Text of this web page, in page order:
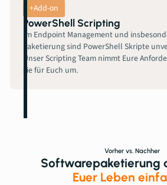
+Add-on
PowerShell Scripting
Im Endpoint Management und
Paketierung sind PowerShell Skripte
Unser Scripting Team nimmt Eure
sie für Euch um.
Vorher vs. Nachher
Softwarepaketierung
Euer Leben